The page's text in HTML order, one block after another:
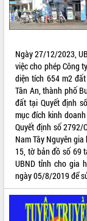
Ngày 27/12/2023,
việc cho phép Công
diện tích 654 m2
Tân An, thành phố
đất tại Quyết định
mục đích kinh
Quyết định số 2792/
Nam Tây Nguyên
15, tờ bản đồ số 69
UBND tỉnh cho gia
ngày 05/8/2019 để